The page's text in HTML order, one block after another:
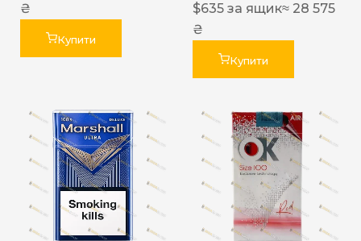
₴
Купити
$635 за ящик≈ 28 575
₴
Купити